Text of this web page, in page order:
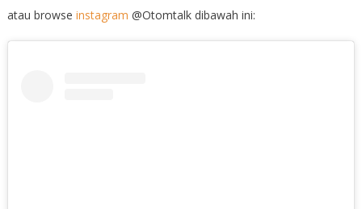
atau browse instagram @Otomtalk dibawah ini: